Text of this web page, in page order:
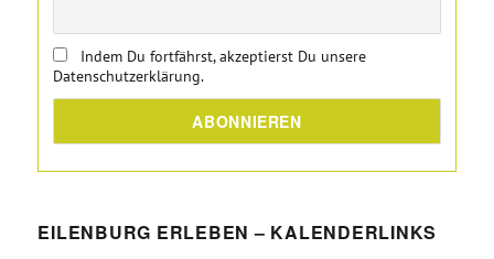
Indem Du fortfährst, akzeptierst Du unsere
Datenschutzerklärung.
EILENBURG ERLEBEN – KALENDERLINKS